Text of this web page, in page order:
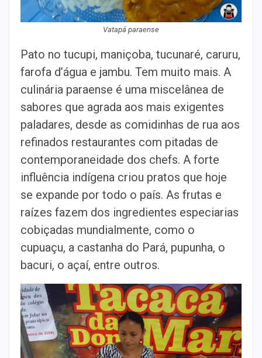
Vatapá paraense
Pato no tucupi, maniçoba, tucunaré, caruru,
farofa d’água e jambu. Tem muito mais. A
culinária paraense é uma miscelânea de
sabores que agrada aos mais exigentes
paladares, desde as comidinhas de rua aos
refinados restaurantes com pitadas de
contemporaneidade dos chefs. A forte
influência indígena criou pratos que hoje
se expande por todo o país. As frutas e
raízes fazem dos ingredientes especiarias
cobiçadas mundialmente, como o
cupuaçu, a castanha do Pará, pupunha, o
bacuri, o açaí, entre outros.